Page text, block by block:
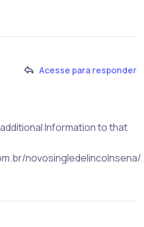
Acesse para responder
Information to that
novosingledelincolnsena/